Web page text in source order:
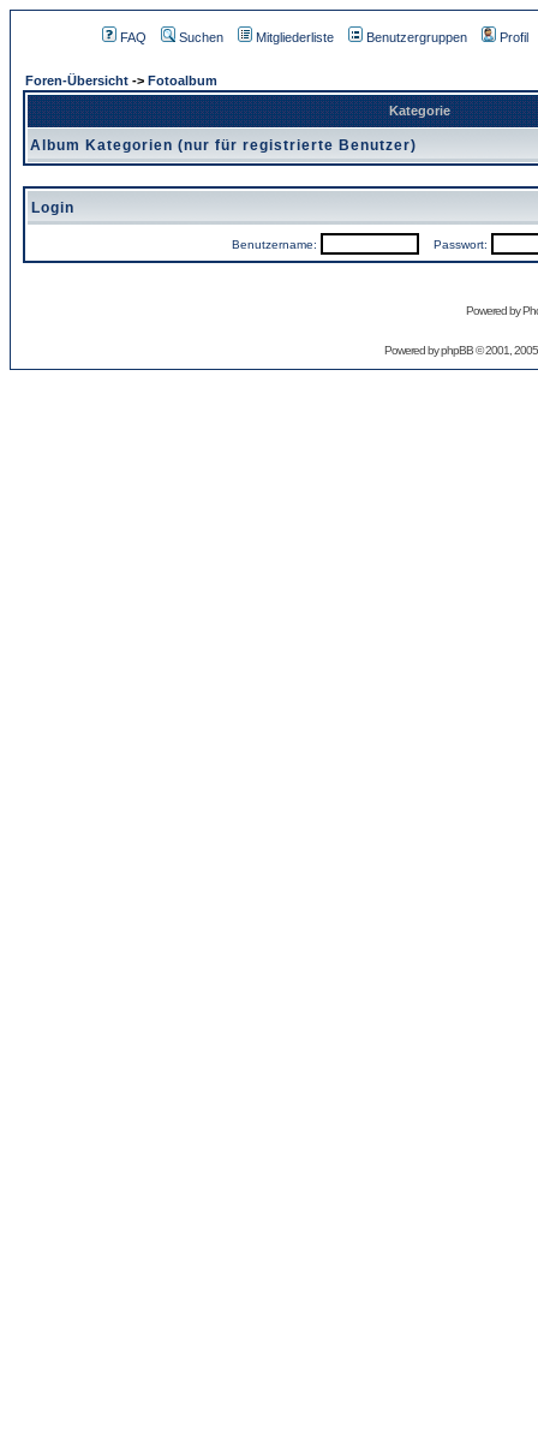
FAQ Suchen Mitgliederliste Benutzergruppen Profil
Foren-Übersicht -> Fotoalbum
Kategorie
Album Kategorien (nur für registrierte Benutzer)
Login
Benutzername: Passwort:
Powered by
Powered byphpBB© 2001,